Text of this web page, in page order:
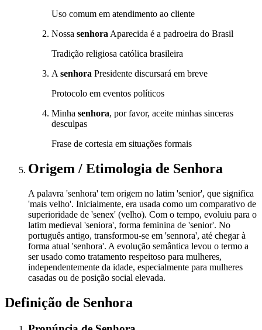
Uso comum em atendimento ao cliente
Nossa senhora Aparecida é a padroeira do Brasil
Tradição religiosa católica brasileira
A senhora Presidente discursará em breve
Protocolo em eventos políticos
Minha senhora, por favor, aceite minhas sinceras
desculpas
Frase de cortesia em situações formais
Origem / Etimologia de Senhora
A palavra 'senhora' tem origem no latim 'senior', que significa
'mais velho'. Inicialmente, era usada como um comparativo de
superioridade de 'senex' (velho). Com o tempo, evoluiu para o
latim medieval 'seniora', forma feminina de 'senior'. No
português antigo, transformou-se em 'sennora', até chegar à
forma atual 'senhora'. A evolução semântica levou o termo a
ser usado como tratamento respeitoso para mulheres,
independentemente da idade, especialmente para mulheres
casadas ou de posição social elevada.
Definição de Senhora